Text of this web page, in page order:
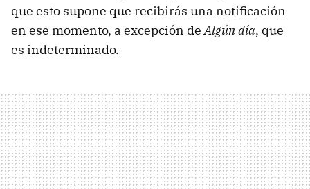
que esto supone que recibirás una notificación
en ese momento, a excepción deAlgún día, que
es indeterminado.